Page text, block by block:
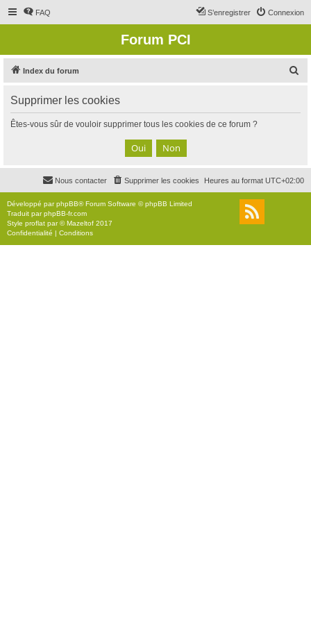
FAQ Connexion
S’enregistrer
Forum PCI
Index du forum
c
Supprimer les cookies
Êtes-vous sûr de vouloir supprimer tous les cookies de ce forum ?
Heures au format UTC+02:00
Supprimer les cookies
Nous contacter
Développé parphpBB® Forum Software © phpBB Limited
Traduit parphpBB-fr.com
Style proflat par ©Mazeltof 2017
Confidentialité | Conditions